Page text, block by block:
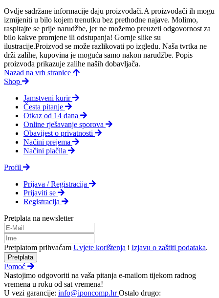
Ovdje sadržane informacije daju proizvodači.A proizvodači ih mogu
izmijeniti u bilo kojem trenutku bez prethodne najave. Molimo,
raspitajte se prije narudžbe, jer ne možemo preuzeti odgovornost za
bilo kakve promjene ili odstupanja! Gornje slike su
ilustracije.Proizvod se može razlikovati po izgledu. Naša tvrtka ne
drži zalihe, kupovina je moguća samo nakon narudžbe. Popis
proizvoda prikazuje zalihe naših dobavljača.
Nazad na vrh stranice
Shop
Jamstveni kurir
Česta pitanje
Otkaz od 14 dana
Online rješavanje sporova
Obavijest o privatnosti
Načini prejema
Načini plačila
Profil
Prijava / Registracija
Prijaviti se
Registracija
Pretplata na newsletter
Pretplatom prihvaćam Uvjete korištenja i Izjavu o zaštiti podataka.
Pretplata
Pomoć
Nastojimo odgovoriti na vaša pitanja e-mailom tijekom radnog
vremena u roku od sat vremena!
U vezi garancije: info@iponcomp.hrOstalo drugo: